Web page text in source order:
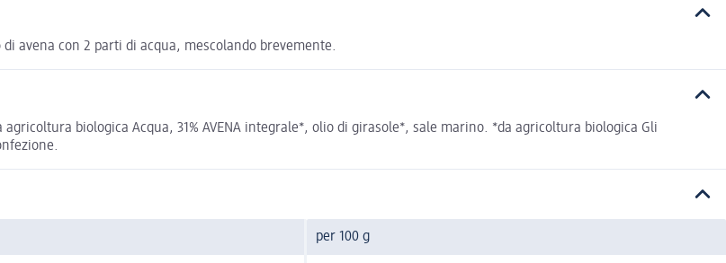
avena con 2 parti di acqua, mescolando brevemente.
biologica Acqua, 31% AVENA integrale*, olio di girasole*, sale marino. *da agricoltura biologica Gli
per 100 g